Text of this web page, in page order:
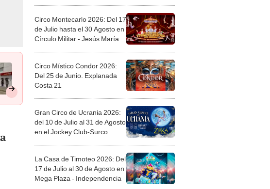
de Julio hasta el 30 Agosto en
Círculo Militar - Jesús María
Del 25 de Junio. Explanada
Costa 21
del 10 de Julio al 31 de Agosto
en el Jockey Club-Surco
17 de Julio al 30 de Agosto en
Mega Plaza - Independencia